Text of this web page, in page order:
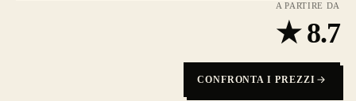
A PARTIRE DA
★8.7
CONFRONTA I PREZZI